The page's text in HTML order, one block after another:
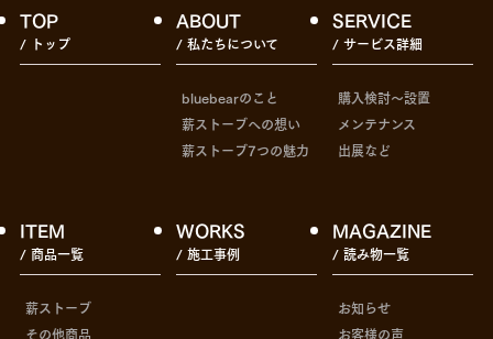
TOP
/ トップ
ABOUT
/ 私たちについて
bluebearのこと
薪ストーブへの想い
薪ストーブ7つの魅力
SERVICE
/ サービス詳細
購入検討〜設置
メンテナンス
出展など
ITEM
/ 商品一覧
薪ストーブ
その他商品
WORKS
/ 施工事例
MAGAZINE
/ 読み物一覧
お知らせ
お客様の声